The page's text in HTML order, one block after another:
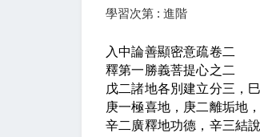
學習次第 : 進階
入中論善顯密意疏卷二
釋第一勝義菩提心之二
戊二諸地各別建立分三，
庚一極喜地，庚二離垢地
辛二廣釋地功德，辛三結